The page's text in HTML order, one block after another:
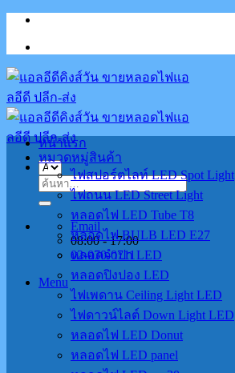
Skip
content
ค้นหา:
Email
08:00 - 17:00
02-070-0711
Menu
หน้าแรก
หมวดหมู่สินค้า
ไฟสปอร์ตไลท์ LED Spot Light
ไฟถนน LED Street Light
หลอดไฟ LED Tube T8
หลอดไฟ BULB LED E27
หลอดจำปา LED
หลอดปิงปอง LED
ไฟเพดาน Ceiling Light LED
ไฟดาวน์ไลต์ Down Light LED
หลอดไฟ LED Donut
หลอดไฟ LED panel